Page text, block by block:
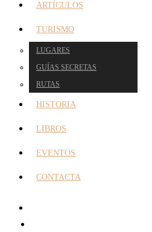
ARTÍCULOS
TURISMO
LUGARES
GUÍAS SECRETAS
RUTAS
HISTORIA
LIBROS
EVENTOS
CONTACTA